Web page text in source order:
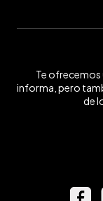
Te
informa, pero
de